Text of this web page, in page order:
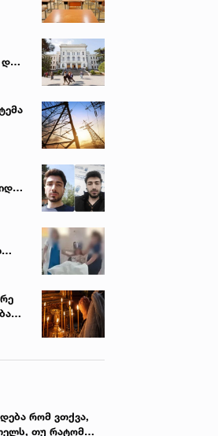
რომ ვთქვა,
თუ რატომ